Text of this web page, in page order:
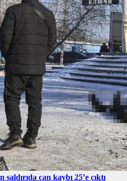
saldırıda can kaybı 25’e çıktı